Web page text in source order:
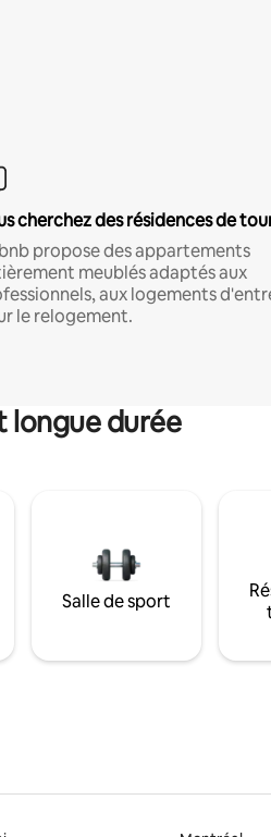
cherchez des résidences de
propose des appartements
meublés adaptés aux
aux logements
le relogement.
longue durée
Salle de sport